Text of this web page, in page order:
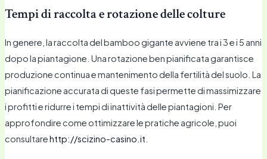
Tempi di raccolta e rotazione delle colture
In genere, la raccolta del bamboo gigante avviene tra i 3 e i 5 anni
dopo la piantagione. Una rotazione ben pianificata garantisce
produzione continua e mantenimento della fertilità del suolo. La
pianificazione accurata di queste fasi permette di massimizzare
i profitti e ridurre i tempi di inattività delle piantagioni. Per
approfondire come ottimizzare le pratiche agricole, puoi
consultarehttp://scizino-casino.it